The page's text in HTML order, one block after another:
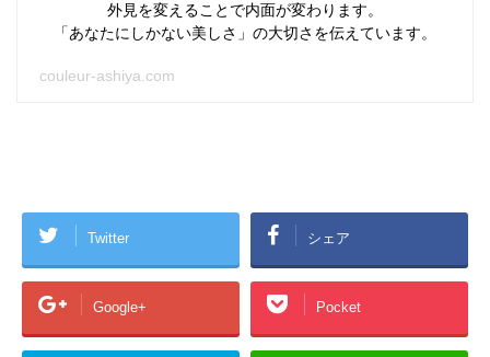
外見を変えることで内面が変わります。
「あなたにしかない美しさ」の大切さを伝えています。
couleur-ashiya.com
Twitter シェア
Google+ Pocket